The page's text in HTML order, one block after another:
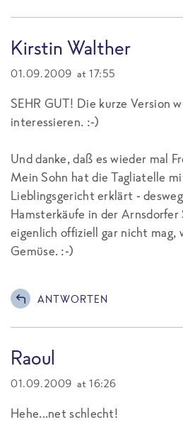
Kirstin Walther
01.09.2009 at 17:55
SEHR GUT! Die kurze Version
interessieren. :-)
Und danke, daß es wieder mal
Mein Sohn hat die Tagliatelle
Lieblingsgericht erklärt -
Hamsterkäufe in der
eigenlich offiziell gar nicht mag,
Gemüse. :-)
ANTWORTEN
Raoul
01.09.2009 at 16:26
Hehe...net schlecht!